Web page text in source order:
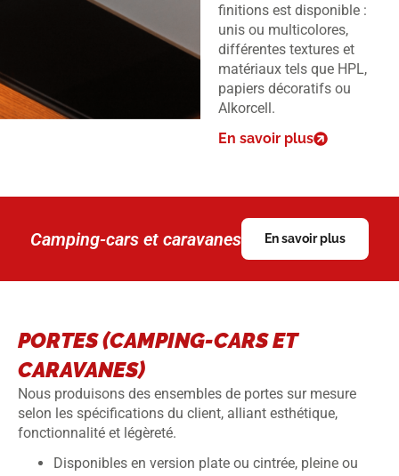
finitions est disponible :
unis ou multicolores,
différentes textures et
matériaux tels que HPL,
papiers décoratifs ou
Alkorcell.
En savoir plus
Camping-cars et caravanes En savoir plus
PORTES (CAMPING-CARS ET
CARAVANES)
Nous produisons des ensembles de portes sur mesure
selon les spécifications du client, alliant esthétique,
fonctionnalité et légèreté.
Disponibles en version plate ou cintrée, pleine ou